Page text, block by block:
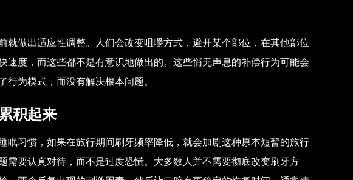
就做出适应性调整。人们会改变咀嚼方式，避开某个部位，在其他部位
速度，而这些都不是有意识地做出的。这些悄无声息的补偿行为可能会
为模式，而没有解决根本问题。
积起来
眠习惯，如果在旅行期间刷牙频率降低，就会加剧这种原本短暂的旅行
需要认真对待，而不是过度恐慌。大多数人并不需要彻底改变刷牙方